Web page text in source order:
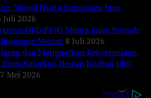
Wujud Nyata Komitmen Jaga
Juli 2026
DPD PPNI Muara Enim Periode
Meriah 8 Juli 2026
dan Menguatkan Kebersamaan,
Enim Salurkan Hewan Kurban Idul
Mei 2026